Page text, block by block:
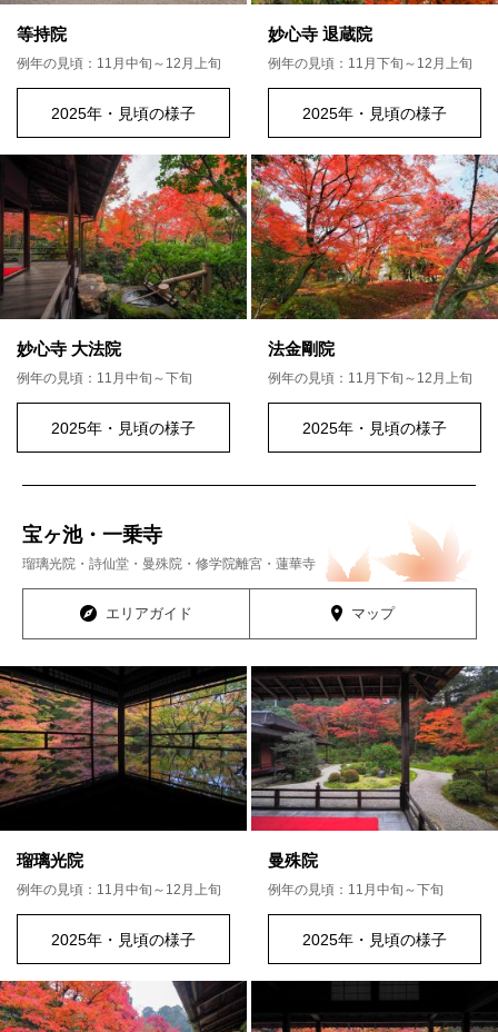
等持院
例年の見頃：11月中旬～12月上旬
2025年・見頃の様子
妙心寺 退蔵院
例年の見頃：11月下旬～12月上旬
2025年・見頃の様子
妙心寺 大法院
例年の見頃：11月中旬～下旬
2025年・見頃の様子
法金剛院
例年の見頃：11月下旬～12月上旬
2025年・見頃の様子
宝ヶ池・一乗寺
瑠璃光院・詩仙堂・曼殊院・修学院離宮・蓮華寺
エリアガイド マップ
瑠璃光院
例年の見頃：11月中旬～12月上旬
2025年・見頃の様子
曼殊院
例年の見頃：11月中旬～下旬
2025年・見頃の様子